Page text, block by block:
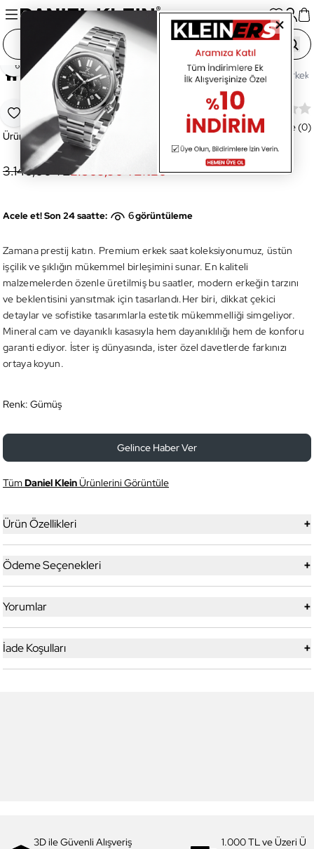
Ana Sayfa Saatler Erkek Saat DKE.1.10787-4 Erkek
Favoriye Ekle
Paylaş
DKE.1.10787-4 Erkek Kol Saati
Ürün Kodu:DKE.1.10787-4
Değerlendirme (0)
3.140,00 TL2.509,90 TL%20
Acele et! Son 24 saatte: 6görüntüleme
Zamana prestij katın. Premium erkek saat koleksiyonumuz, üstün
işçilik ve şıklığın mükemmel birleşimini sunar. En kaliteli
malzemelerden özenle üretilmiş bu saatler, modern erkeğin tarzını
ve beklentisini yansıtmak için tasarlandı.Her biri, dikkat çekici
detaylar ve sofistike tasarımlarla estetik mükemmelliği simgeliyor.
Mineral cam ve dayanıklı kasasıyla hem dayanıklılığı hem de konforu
garanti ediyor. İster iş dünyasında, ister özel davetlerde farkınızı
ortaya koyun.
Renk: Gümüş
Gelince Haber Ver
TümDaniel KleinÜrünlerini Görüntüle
Ürün Özellikleri +
Ödeme Seçenekleri +
Yorumlar +
İade Koşulları +
3D ile Güvenli Alışveriş
1.000 TL ve Üzeri